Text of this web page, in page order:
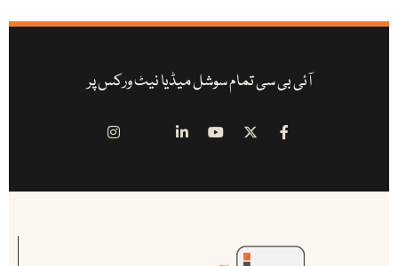
آئی بی سی تمام سوشل میڈیا نیٹ ورکس پر